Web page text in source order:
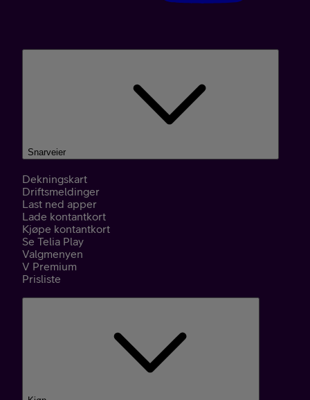
Snarveier
Dekningskart
Driftsmeldinger
Last ned apper
Lade kontantkort
Kjøpe kontantkort
Se Telia Play
Valgmenyen
V Premium
Prisliste